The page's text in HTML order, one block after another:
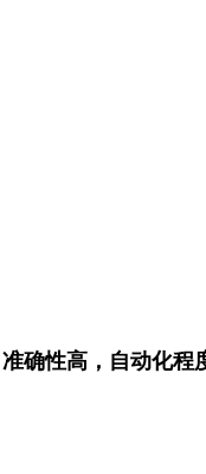
确性高，自动化程